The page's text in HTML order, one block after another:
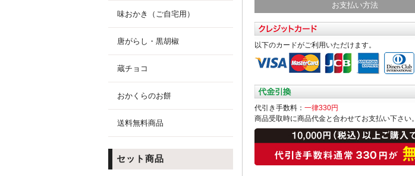
味おかき（ご自宅用）
唐がらし・黒胡椒
蔵チョコ
おかくらのお餅
送料無料商品
セット商品
お支払い方法
以下のカードがご利用いただけます。
代引き手数料： 一律330円
商品受取時に商品代金と合わせてお支払い下さい。